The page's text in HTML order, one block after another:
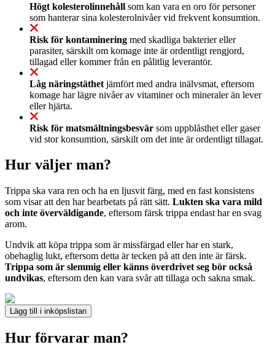
Högt kolesterolinnehåll som kan vara en oro för personer
som hanterar sina kolesterolnivåer vid frekvent konsumtion.
Risk för kontaminering med skadliga bakterier eller
parasiter, särskilt om komage inte är ordentligt rengjord,
tillagad eller kommer från en pålitlig leverantör.
Låg näringstäthet jämfört med andra inälvsmat, eftersom
komage har lägre nivåer av vitaminer och mineraler än lever
eller hjärta.
Risk för matsmältningsbesvär som uppblåsthet eller gaser
vid stor konsumtion, särskilt om det inte är ordentligt tillagat.
Hur väljer man?
Trippa ska vara ren och ha en ljusvit färg, med en fast konsistens
som visar att den har bearbetats på rätt sätt. Lukten ska vara mild
och inte överväldigande, eftersom färsk trippa endast har en svag
arom.
Undvik att köpa trippa som är missfärgad eller har en stark,
obehaglig lukt, eftersom detta är tecken på att den inte är färsk.
Trippa som är slemmig eller känns överdrivet seg bör också
undvikas, eftersom den kan vara svår att tillaga och sakna smak.
Lägg till i inköpslistan
Hur förvarar man?